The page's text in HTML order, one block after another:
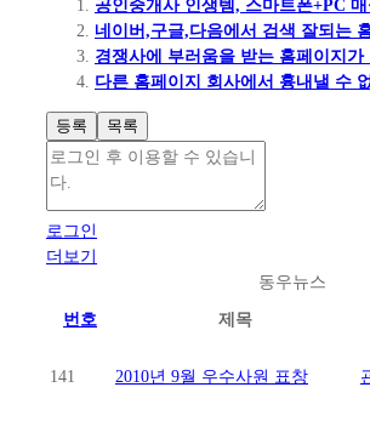
공인중개사 인생템, 스마트폰+PC
네이버,구글,다음에서 검색 잘되는
경쟁사에 부러움을 받는 홈페이지
다른 홈페이지 회사에서 흉내낼 수
등록 목록
로그인
더보기
동우뉴스
번호 제목
141 2010년 9월 우수사원 표창